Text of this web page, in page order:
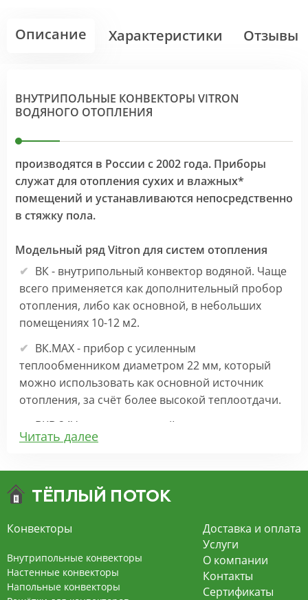
Описание Характеристики Отзывы
ВНУТРИПОЛЬНЫЕ КОНВЕКТОРЫ VITRON
ВОДЯНОГО ОТОПЛЕНИЯ
производятся в России с 2002 года. Приборы
служат для отопления сухих и влажных*
помещений и устанавливаются непосредственно
в стяжку пола.
Модельный ряд Vitron для систем отопления
ВК - внутрипольный конвектор водяной. Чаще
всего применяется как дополнительный пробор
отопления, либо как основной, в небольших
помещениях 10-12 м2.
ВК.МАХ - прибор с усиленным
теплообменником диаметром 22 мм, который
можно использовать как основной источник
отопления, за счёт более высокой теплоотдачи.
ВКВ 24V – внутрипольный конвектор
отопления с вентилятором на 24В подходит для
экономит электроэнергию и бесшумно работает.
конвекцией на 220В. За счет тангенциального
вентилятора создает принудительную
конвекцию, что позволяет обогревать
помещения большой площади.
Читать далее
Конвекторы
Внутрипольные конвекторы
Настенные конвекторы
Напольные конвекторы
Доставка и оплата
Услуги
О компании
Контакты
Сертификаты